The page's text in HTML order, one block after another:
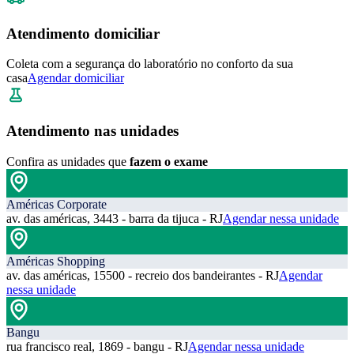
Atendimento domiciliar
Coleta com a segurança do laboratório no conforto da sua
casaAgendar domiciliar
Atendimento nas unidades
Confira as unidades que fazem o exame
Américas Corporate
av. das américas, 3443 - barra da tijuca - RJAgendar nessa unidade
Américas Shopping
av. das américas, 15500 - recreio dos bandeirantes - RJAgendar
nessa unidade
Bangu
rua francisco real, 1869 - bangu - RJAgendar nessa unidade